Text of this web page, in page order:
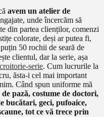
avem un atelier de
unde încercăm să
din partea clienților, comenzi
colorate, deși ar putea fi,
50 rochii de seară de
clientul, dar la serie, așa
croitorie-serie. Cum lucrurile la
ăsta-i cel mai important
Când spun uniforme mă
pază, costume de doctori,
bucătari, geci, pufoaice,
tot ce vă trece prin